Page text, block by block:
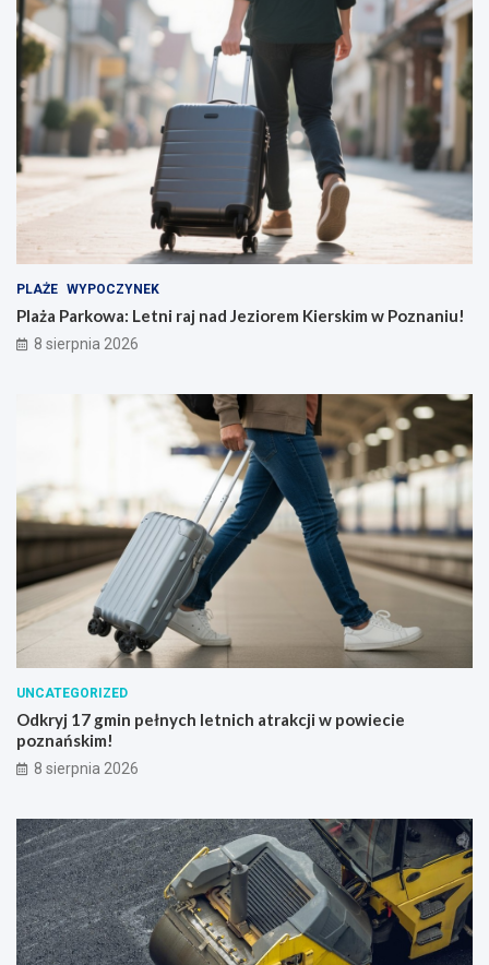
PLAŻE WYPOCZYNEK
Plaża Parkowa: Letni raj nad Jeziorem Kierskim w Poznaniu!
8 sierpnia 2026
UNCATEGORIZED
Odkryj 17 gmin pełnych letnich atrakcji w powiecie
poznańskim!
8 sierpnia 2026